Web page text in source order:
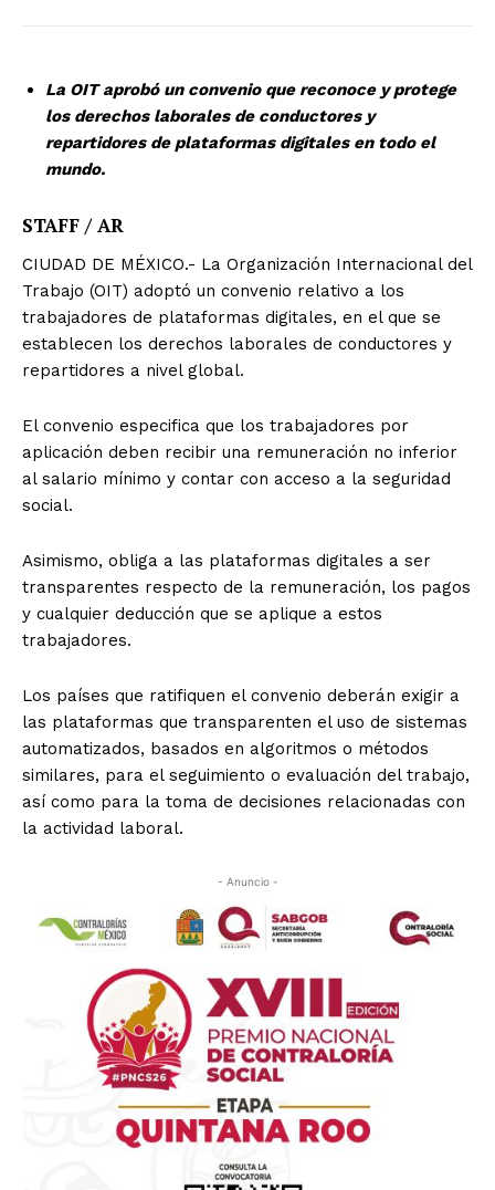
La OIT aprobó un convenio que reconoce y protege
los derechos laborales de conductores y
repartidores de plataformas digitales en todo el
mundo.
STAFF / AR
CIUDAD DE MÉXICO.- La Organización Internacional del
Trabajo (OIT) adoptó un convenio relativo a los
trabajadores de plataformas digitales, en el que se
establecen los derechos laborales de conductores y
repartidores a nivel global.
El convenio especifica que los trabajadores por
aplicación deben recibir una remuneración no inferior
al salario mínimo y contar con acceso a la seguridad
social.
Asimismo, obliga a las plataformas digitales a ser
transparentes respecto de la remuneración, los pagos
y cualquier deducción que se aplique a estos
trabajadores.
Los países que ratifiquen el convenio deberán exigir a
las plataformas que transparenten el uso de sistemas
automatizados, basados en algoritmos o métodos
similares, para el seguimiento o evaluación del trabajo,
así como para la toma de decisiones relacionadas con
la actividad laboral.
- Anuncio -